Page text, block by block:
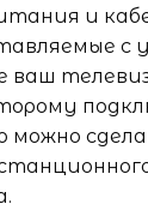
и
с
можно